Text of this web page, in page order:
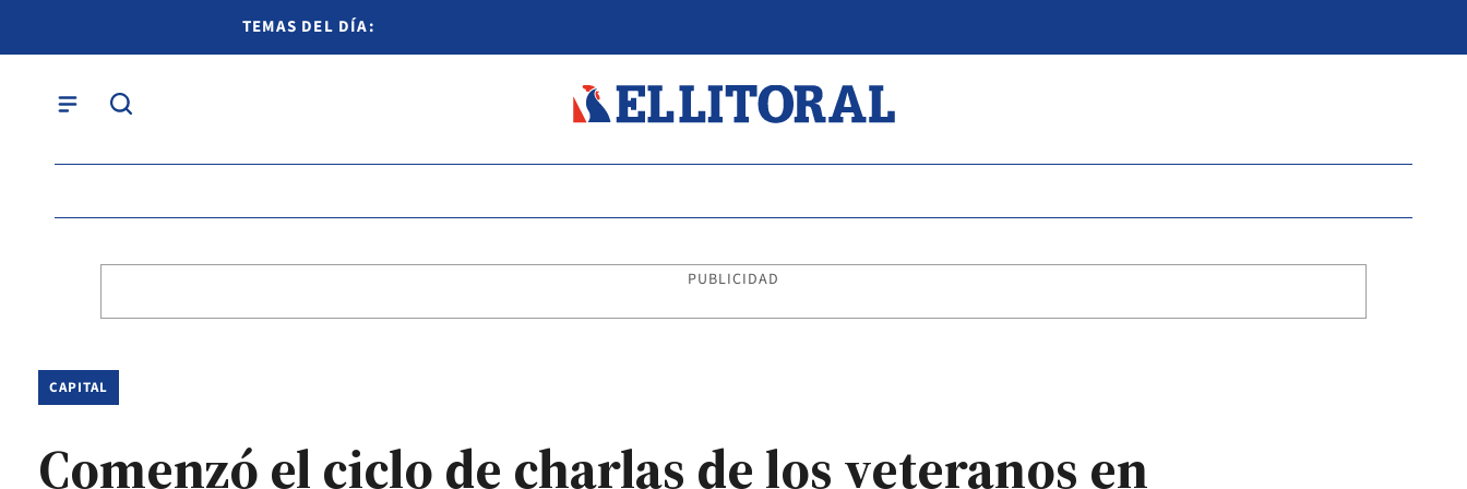
TEMAS DEL DÍA:
PUBLICIDAD
CAPITAL
Comenzó el ciclo de charlas de los veteranos en